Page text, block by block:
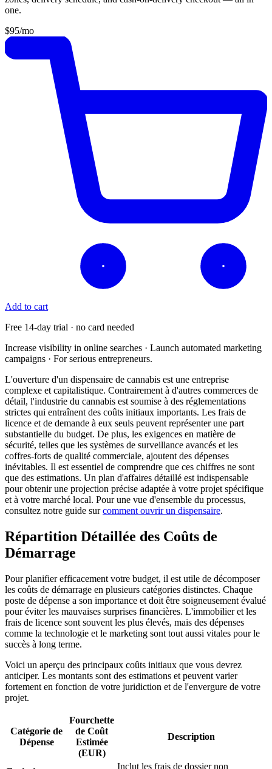
one.
$95/mo
Add to cart
Free 14-day trial · no card needed
Increase visibility in online searches · Launch automated marketing
campaigns · For serious entrepreneurs.
L'ouverture d'un dispensaire de cannabis est une entreprise
complexe et capitalistique. Contrairement à d'autres commerces de
détail, l'industrie du cannabis est soumise à des réglementations
strictes qui entraînent des coûts initiaux importants. Les frais de
licence et de demande à eux seuls peuvent représenter une part
substantielle du budget. De plus, les exigences en matière de
sécurité, telles que les systèmes de surveillance avancés et les
coffres-forts de qualité commerciale, ajoutent des dépenses
inévitables. Il est essentiel de comprendre que ces chiffres ne sont
que des estimations. Un plan d'affaires détaillé est indispensable
pour obtenir une projection précise adaptée à votre projet spécifique
et à votre marché local. Pour une vue d'ensemble du processus,
consultez notre guide surcomment ouvrir un dispensaire.
Répartition Détaillée des Coûts de
Démarrage
Pour planifier efficacement votre budget, il est utile de décomposer
les coûts de démarrage en plusieurs catégories distinctes. Chaque
poste de dépense a son importance et doit être soigneusement évalué
pour éviter les mauvaises surprises financières. L'immobilier et les
frais de licence sont souvent les plus élevés, mais des dépenses
comme la technologie et le marketing sont tout aussi vitales pour le
succès à long terme.
Voici un aperçu des principaux coûts initiaux que vous devrez
anticiper. Les montants sont des estimations et peuvent varier
fortement en fonction de votre juridiction et de l'envergure de votre
projet.
Catégorie de
Dépense
Fourchette
de Coût
Estimée
(EUR)
Description
Inclut les frais de dossier non